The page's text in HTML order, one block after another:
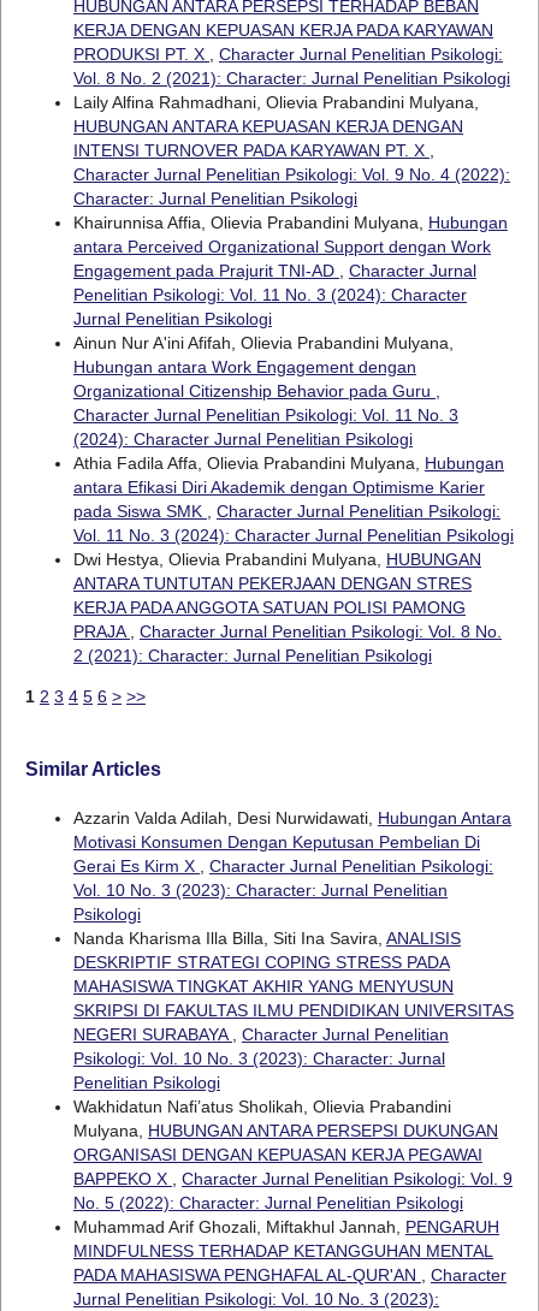
HUBUNGAN ANTARA PERSEPSI TERHADAP BEBAN
KERJA DENGAN KEPUASAN KERJA PADA KARYAWAN
PRODUKSI PT. X
Character Jurnal Penelitian Psikologi:
Vol. 8 No. 2 (2021): Character: Jurnal Penelitian Psikologi
Laily Alfina Rahmadhani, Olievia Prabandini Mulyana,
HUBUNGAN ANTARA KEPUASAN KERJA DENGAN
INTENSI TURNOVER PADA KARYAWAN PT. X
Character Jurnal Penelitian Psikologi: Vol. 9 No. 4 (2022):
Character: Jurnal Penelitian Psikologi
Khairunnisa Affia, Olievia Prabandini Mulyana, Hubungan
antara Perceived Organizational Support dengan Work
Engagement pada Prajurit TNI-AD
Character Jurnal
Penelitian Psikologi: Vol. 11 No. 3 (2024): Character
Jurnal Penelitian Psikologi
Ainun Nur A'ini Afifah, Olievia Prabandini Mulyana,
Hubungan antara Work Engagement dengan
Organizational Citizenship Behavior pada Guru
Character Jurnal Penelitian Psikologi: Vol. 11 No. 3
(2024): Character Jurnal Penelitian Psikologi
Athia Fadila Affa, Olievia Prabandini Mulyana, Hubungan
antara Efikasi Diri Akademik dengan Optimisme Karier
pada Siswa SMK
Character Jurnal Penelitian Psikologi:
Vol. 11 No. 3 (2024): Character Jurnal Penelitian Psikologi
Dwi Hestya, Olievia Prabandini Mulyana, HUBUNGAN
ANTARA TUNTUTAN PEKERJAAN DENGAN STRES
KERJA PADA ANGGOTA SATUAN POLISI PAMONG
PRAJA
Character Jurnal Penelitian Psikologi: Vol. 8 No.
2 (2021): Character: Jurnal Penelitian Psikologi
1 2 3 4 5 6 > >>
Similar Articles
Azzarin Valda Adilah, Desi Nurwidawati, Hubungan Antara
Motivasi Konsumen Dengan Keputusan Pembelian Di
Gerai Es Kirm X
Character Jurnal Penelitian Psikologi:
Vol. 10 No. 3 (2023): Character: Jurnal Penelitian
Psikologi
Nanda Kharisma Illa Billa, Siti Ina Savira, ANALISIS
DESKRIPTIF STRATEGI COPING STRESS PADA
MAHASISWA TINGKAT AKHIR YANG MENYUSUN
SKRIPSI DI FAKULTAS ILMU PENDIDIKAN UNIVERSITAS
NEGERI SURABAYA
Character Jurnal Penelitian
Psikologi: Vol. 10 No. 3 (2023): Character: Jurnal
Penelitian Psikologi
Wakhidatun Nafi’atus Sholikah, Olievia Prabandini
Mulyana, HUBUNGAN ANTARA PERSEPSI DUKUNGAN
ORGANISASI DENGAN KEPUASAN KERJA PEGAWAI
BAPPEKO X
Character Jurnal Penelitian Psikologi: Vol. 9
No. 5 (2022): Character: Jurnal Penelitian Psikologi
Muhammad Arif Ghozali, Miftakhul Jannah, PENGARUH
MINDFULNESS TERHADAP KETANGGUHAN MENTAL
PADA MAHASISWA PENGHAFAL AL-QUR'AN
Character
Jurnal Penelitian Psikologi: Vol. 10 No. 3 (2023):